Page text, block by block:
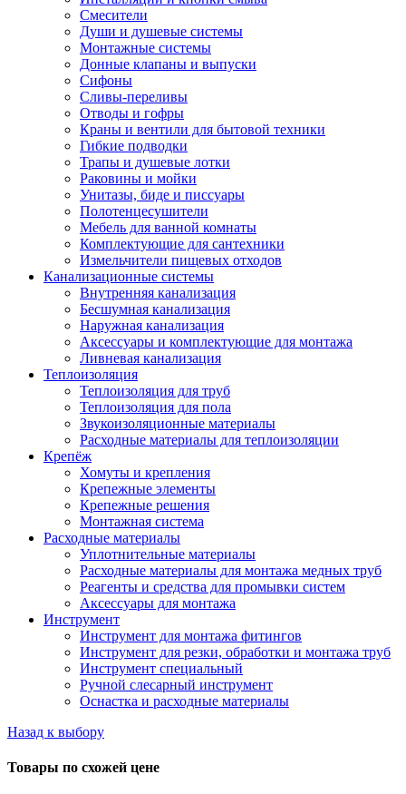
Смесители
Души и душевые системы
Монтажные системы
Донные клапаны и выпуски
Сифоны
Сливы-переливы
Отводы и гофры
Краны и вентили для бытовой техники
Гибкие подводки
Трапы и душевые лотки
Раковины и мойки
Унитазы, биде и писсуары
Полотенцесушители
Мебель для ванной комнаты
Комплектующие для сантехники
Измельчители пищевых отходов
Канализационные системы
Внутренняя канализация
Бесшумная канализация
Наружная канализация
Аксессуары и комплектующие для монтажа
Ливневая канализация
Теплоизоляция
Теплоизоляция для труб
Теплоизоляция для пола
Звукоизоляционные материалы
Расходные материалы для теплоизоляции
Крепёж
Хомуты и крепления
Крепежные элементы
Крепежные решения
Монтажная система
Расходные материалы
Уплотнительные материалы
Расходные материалы для монтажа медных труб
Реагенты и средства для промывки систем
Аксессуары для монтажа
Инструмент
Инструмент для монтажа фитингов
Инструмент для резки, обработки и монтажа труб
Инструмент специальный
Ручной слесарный инструмент
Оснастка и расходные материалы
Назад к выбору
Товары по схожей цене